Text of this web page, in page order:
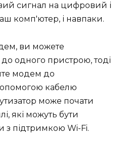
сигнал на цифровий і
комп'ютер, і навпаки.
ви можете
одного пристрою, тоді
модем до
кабелю
може почати
які можуть бути
з підтримкою Wi-Fi.